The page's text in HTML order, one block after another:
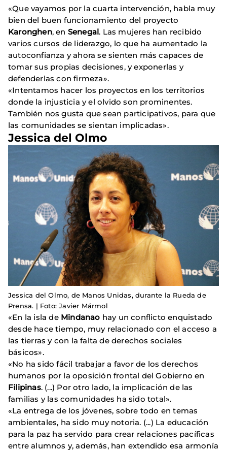
«Que vayamos por la cuarta intervención, habla muy
bien del buen funcionamiento del proyecto
Karonghen, en Senegal. Las mujeres han recibido
varios cursos de liderazgo, lo que ha aumentado la
autoconfianza y ahora se sienten más capaces de
tomar sus propias decisiones, y exponerlas y
defenderlas con firmeza».
«Intentamos hacer los proyectos en los territorios
donde la injusticia y el olvido son prominentes.
También nos gusta que sean participativos, para que
las comunidades se sientan implicadas».
Jessica del Olmo
Jessica del Olmo, de Manos Unidas, durante la Rueda de
Prensa. | Foto: Javier Mármol
«En la isla de Mindanao hay un conflicto enquistado
desde hace tiempo, muy relacionado con el acceso a
las tierras y con la falta de derechos sociales
básicos».
«No ha sido fácil trabajar a favor de los derechos
humanos por la oposición frontal del Gobierno en
Filipinas. (...) Por otro lado, la implicación de las
familias y las comunidades ha sido total».
«La entrega de los jóvenes, sobre todo en temas
ambientales, ha sido muy notoria. (...) La educación
para la paz ha servido para crear relaciones pacíficas
entre alumnos y, además, han extendido esa armonía